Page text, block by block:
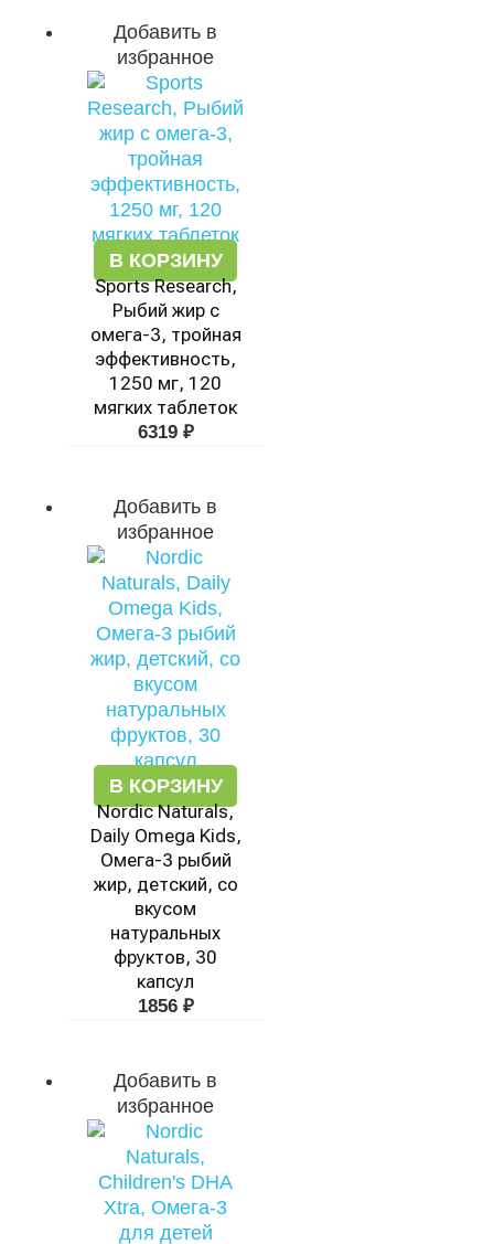
Добавить в
избранное
В КОРЗИНУ
Sports Research,
Рыбий жир с
омега-3, тройная
эффективность,
1250 мг, 120
мягких таблеток
6319 ₽
Добавить в
избранное
В КОРЗИНУ
Nordic Naturals,
Daily Omega Kids,
Омега-3 рыбий
жир, детский, со
вкусом
натуральных
фруктов, 30
капсул
1856 ₽
Добавить в
избранное